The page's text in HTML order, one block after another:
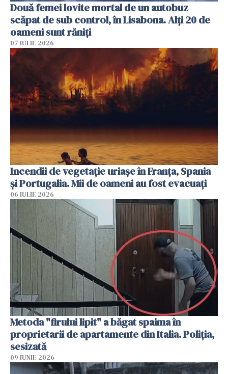
Două femei lovite mortal de un autobuz
scăpat de sub control, în Lisabona. Alți 20 de
oameni sunt răniți
07 IULIE 2026
Incendii de vegetație uriașe în Franța, Spania
și Portugalia. Mii de oameni au fost evacuați
06 IULIE 2026
Metoda "firului lipit" a băgat spaima în
proprietarii de apartamente din Italia. Poliția,
sesizată
09 IUNIE 2026